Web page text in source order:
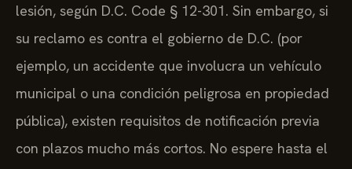
lesión, según D.C. Code § 12-301. Sin embargo, si
su reclamo es contra el gobierno de D.C. (por
ejemplo, un accidente que involucra un vehículo
municipal o una condición peligrosa en propiedad
pública), existen requisitos de notificación previa
con plazos mucho más cortos. No espere hasta el